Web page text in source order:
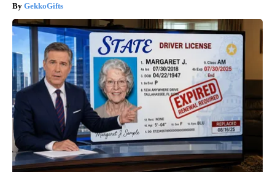
GekkoGifts